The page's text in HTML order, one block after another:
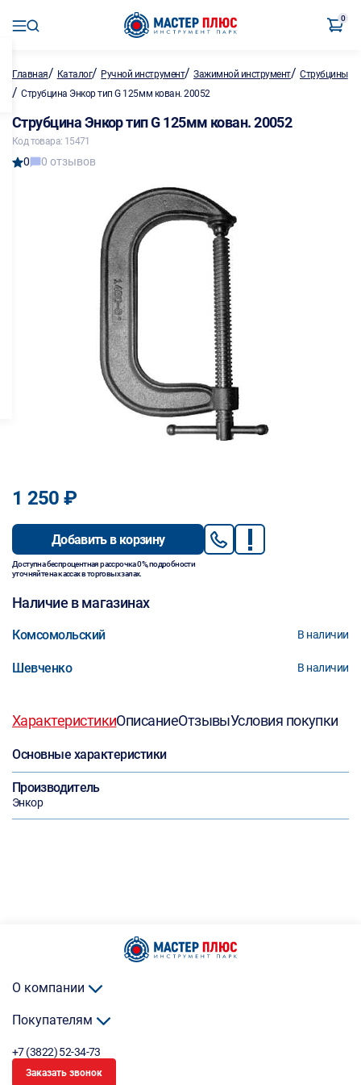
0
Главная/ Каталог/ Ручной инструмент/Зажимной инструмент/Струбцины
/ Струбцина Энкор тип G 125мм кован. 20052
Струбцина Энкор тип G 125мм кован. 20052
Код товара: 15471
0 0 отзывов
1 250 ₽
Добавить в корзину
Доступна беспроцентная рассрочка 0%, подробности
уточняйте на кассах в торговых залах.
Наличие в магазинах
Комсомольский В наличии
Шевченко В наличии
ХарактеристикиОписаниеОтзывыУсловия покупки
Основные характеристики
Производитель
Энкор
О компании
Покупателям
+7 (3822) 52-34-73
Заказать звонок